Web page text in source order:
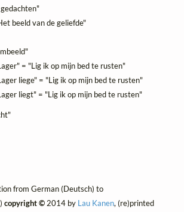
beeld van de geliefde"
= "Lig ik op mijn bed te rusten"
liege" = "Lig ik op mijn bed te rusten"
liegt" = "Lig ik op mijn bed te rusten"
from German (Deutsch) to
copyright ©2014 by Lau Kanen, (re)printed